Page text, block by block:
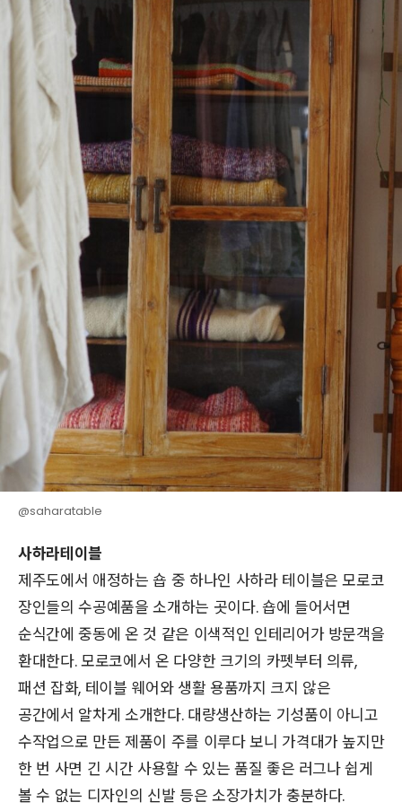
@saharatable
사하라테이블
제주도에서 애정하는 숍 중 하나인 사하라 테이블은 모로코
장인들의 수공예품을 소개하는 곳이다. 숍에 들어서면
순식간에 중동에 온 것 같은 이색적인 인테리어가 방문객을
환대한다. 모로코에서 온 다양한 크기의 카펫부터 의류,
패션 잡화, 테이블 웨어와 생활 용품까지 크지 않은
공간에서 알차게 소개한다. 대량생산하는 기성품이 아니고
수작업으로 만든 제품이 주를 이루다 보니 가격대가 높지만
한 번 사면 긴 시간 사용할 수 있는 품질 좋은 러그나 쉽게
볼 수 없는 디자인의 신발 등은 소장가치가 충분하다.